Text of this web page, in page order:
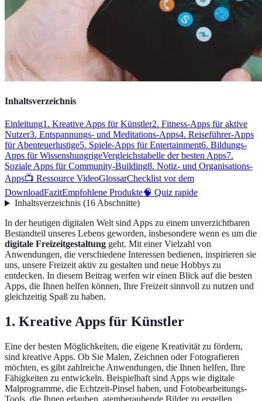
Inhaltsverzeichnis
Einleitung1. Kreative Apps für Künstler2. Fitness-Apps für aktive
Nutzer3. Entspannungs- und Meditations-Apps4. Reiseführer-Apps
für Abenteuerlustige5. Spiele-Apps für Entertainment6. Bildungs-
Apps für WissenshungrigeVergleichstabelle der besten Apps7.
Soziale Apps für Community-Building8. Notiz- und Organisations-
Apps📺 Ressource VideoGlossarChecklist vor dem
DownloadFazitEmpfohlene Produkte🧠 Quiz rapide
Inhaltsverzeichnis(16Abschnitte)
In der heutigen digitalen Welt sind Apps zu einem unverzichtbaren
Bestandteil unseres Lebens geworden, insbesondere wenn es um die
digitale Freizeitgestaltung geht. Mit einer Vielzahl von
Anwendungen, die verschiedene Interessen bedienen, inspirieren sie
uns, unsere Freizeit aktiv zu gestalten und neue Hobbys zu
entdecken. In diesem Beitrag werfen wir einen Blick auf die besten
Apps, die Ihnen helfen können, Ihre Freizeit sinnvoll zu nutzen und
gleichzeitig Spaß zu haben.
1. Kreative Apps für Künstler
Eine der besten Möglichkeiten, die eigene Kreativität zu fördern,
sind kreative Apps. Ob Sie Malen, Zeichnen oder Fotografieren
möchten, es gibt zahlreiche Anwendungen, die Ihnen helfen, Ihre
Fähigkeiten zu entwickeln. Beispielhaft sind Apps wie digitale
Malprogramme, die Echtzeit-Pinsel haben, und Fotobearbeitungs-